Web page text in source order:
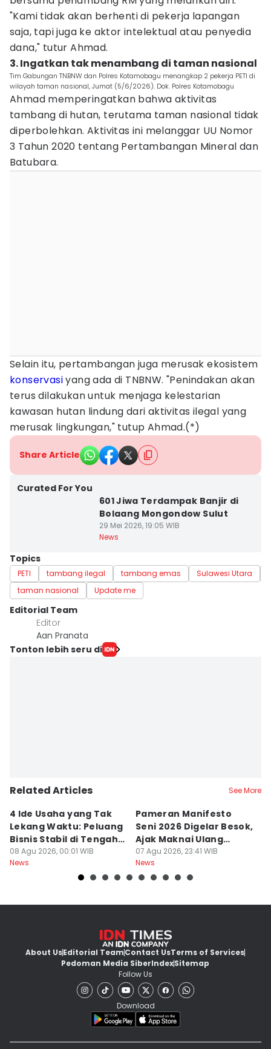
"Kami tidak akan berhenti di pekerja lapangan
saja, tapi juga ke aktor intelektual atau penyedia
dana," tutur Ahmad.
3. Ingatkan tak menambang di taman nasional
Tim Gabungan TNBNW dan Polres Kotamobagu menangkap 2 pekerja PETI di
wilayah taman nasional, Jumat (5/6/2026). Dok. Polres Kotamobagu
Ahmad memperingatkan bahwa aktivitas
tambang di hutan, terutama taman nasional tidak
diperbolehkan. Aktivitas ini melanggar UU Nomor
3 Tahun 2020 tentang Pertambangan Mineral dan
Batubara.
Selain itu, pertambangan juga merusak ekosistem
konservasiyang ada di TNBNW. "Penindakan akan
terus dilakukan untuk menjaga kelestarian
kawasan hutan lindung dari aktivitas ilegal yang
merusak lingkungan," tutup Ahmad.(*)
Share Article
Curated For You
601 Jiwa Terdampak Banjir di
Bolaang Mongondow Sulut
29 Mei 2026, 19:05 WIB
News
Topics
PETI tambang ilegal tambang emas Sulawesi Utara
taman nasional
Update me
Editorial Team
Editor
Aan Pranata
Tonton lebih seru di
Related Articles See More
4 Ide Usaha yang Tak
Lekang Waktu: Peluang
Bisnis Stabil di Tengah
Perubahan
08 Agu 2026, 00:01 WIB
News
Pameran Manifesto
Seni 2026 Digelar Besok,
Ajak Maknai Ulang
Maritim
07 Agu 2026, 23:41 WIB
News
About UsEditorial TeamContact UsTerms of Services
Pedoman Media SiberIndexSitemap
Follow Us
Download